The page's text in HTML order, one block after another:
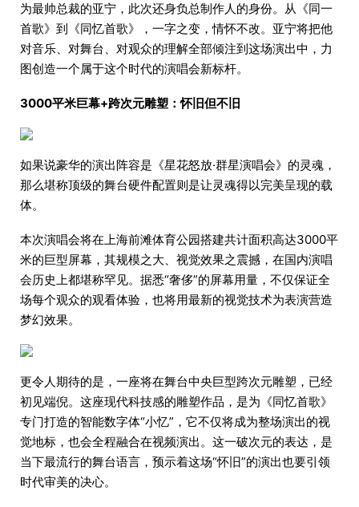
为最帅总裁的亚宁，此次还身负总制作人的身份。从《同一
首歌》到《同忆首歌》，一字之变，情怀不改。亚宁将把他
对音乐、对舞台、对观众的理解全部倾注到这场演出中，力
图创造一个属于这个时代的演唱会新标杆。
3000平米巨幕+跨次元雕塑：怀旧但不旧
如果说豪华的演出阵容是《星花怒放·群星演唱会》的灵魂，
那么堪称顶级的舞台硬件配置则是让灵魂得以完美呈现的载
体。
本次演唱会将在上海前滩体育公园搭建共计面积高达3000平
米的巨型屏幕，其规模之大、视觉效果之震撼，在国内演唱
会历史上都堪称罕见。据悉“奢侈”的屏幕用量，不仅保证全
场每个观众的观看体验，也将用最新的视觉技术为表演营造
梦幻效果。
更令人期待的是，一座将在舞台中央巨型跨次元雕塑，已经
初见端倪。这座现代科技感的雕塑作品，是为《同忆首歌》
专门打造的智能数字体“小忆”，它不仅将成为整场演出的视
觉地标，也会全程融合在视频演出。这一破次元的表达，是
当下最流行的舞台语言，预示着这场“怀旧”的演出也要引领
时代审美的决心。